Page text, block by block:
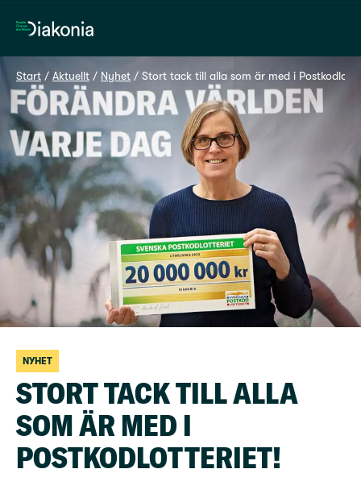
Hem
Start / Aktuellt / Nyhet / Stort tack till alla som är med i
NYHET
STORT TACK TILL ALLA
SOM ÄR MED I
POSTKODLOTTERIET!